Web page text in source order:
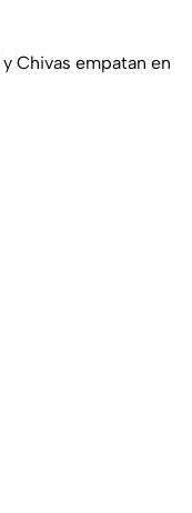
Chivas empatan en